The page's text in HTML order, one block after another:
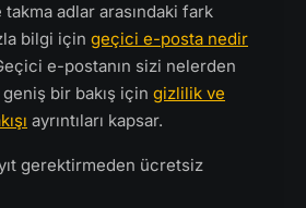
adlar arasındaki fark
bilgi için geçici e-posta nedir
e-postanın sizi nelerden
bir bakış için gizlilik ve
ayrıntıları kapsar.
gerektirmeden ücretsiz